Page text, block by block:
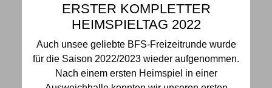
ERSTER KOMPLETTER
HEIMSPIELTAG 2022
Auch unsee geliebte BFS-Freizeitrunde wurde
für die Saison 2022/2023 wieder aufgenommen.
Nach einem ersten Heimspiel in einer